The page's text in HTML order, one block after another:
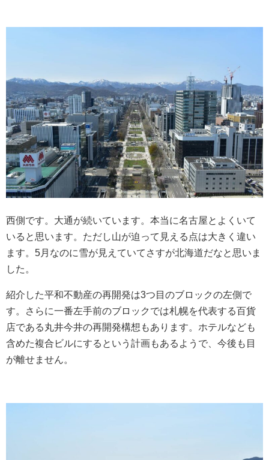
西側です。大通が続いています。本当に名古屋とよくいて
いると思います。ただし山が迫って見える点は大きく違い
ます。5月なのに雪が見えていてさすが北海道だなと思いま
した。
紹介した平和不動産の再開発は3つ目のブロックの左側で
す。さらに一番左手前のブロックでは札幌を代表する百貨
店である丸井今井の再開発構想もあります。ホテルなども
含めた複合ビルにするという計画もあるようで、今後も目
が離せません。